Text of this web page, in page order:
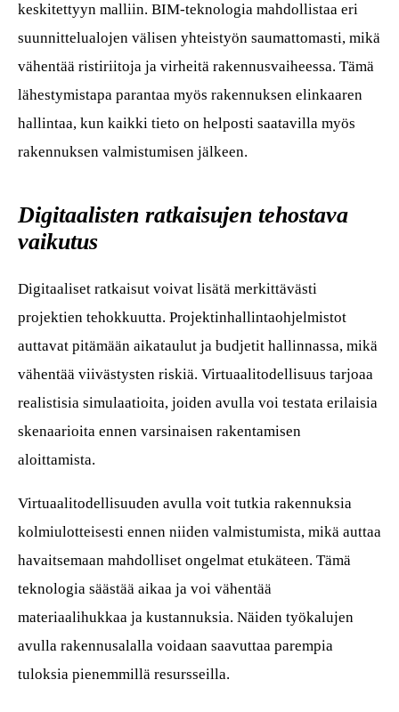
keskitettyyn malliin. BIM-teknologia mahdollistaa eri
suunnittelualojen välisen yhteistyön saumattomasti, mikä
vähentää ristiriitoja ja virheitä rakennusvaiheessa. Tämä
lähestymistapa parantaa myös rakennuksen elinkaaren
hallintaa, kun kaikki tieto on helposti saatavilla myös
rakennuksen valmistumisen jälkeen.
Digitaalisten ratkaisujen tehostava
vaikutus
Digitaaliset ratkaisut voivat lisätä merkittävästi
projektien tehokkuutta. Projektinhallintaohjelmistot
auttavat pitämään aikataulut ja budjetit hallinnassa, mikä
vähentää viivästysten riskiä. Virtuaalitodellisuus tarjoaa
realistisia simulaatioita, joiden avulla voi testata erilaisia
skenaarioita ennen varsinaisen rakentamisen
aloittamista.
Virtuaalitodellisuuden avulla voit tutkia rakennuksia
kolmiulotteisesti ennen niiden valmistumista, mikä auttaa
havaitsemaan mahdolliset ongelmat etukäteen. Tämä
teknologia säästää aikaa ja voi vähentää
materiaalihukkaa ja kustannuksia. Näiden työkalujen
avulla rakennusalalla voidaan saavuttaa parempia
tuloksia pienemmillä resursseilla.